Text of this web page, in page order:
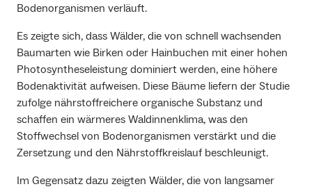
Bodenorganismen verläuft.
Es zeigte sich, dass Wälder, die von schnell wachsenden
Baumarten wie Birken oder Hainbuchen mit einer hohen
Photosyntheseleistung dominiert werden, eine höhere
Bodenaktivität aufweisen. Diese Bäume liefern der Studie
zufolge nährstoffreichere organische Substanz und
schaffen ein wärmeres Waldinnenklima, was den
Stoffwechsel von Bodenorganismen verstärkt und die
Zersetzung und den Nährstoffkreislauf beschleunigt.
Im Gegensatz dazu zeigten Wälder, die von langsamer